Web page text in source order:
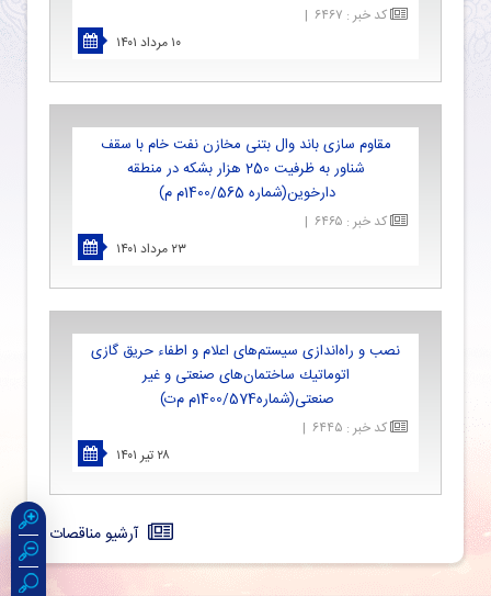
کد خبر : ۶۴۶۷ |
۱۰ مرداد ۱۴۰۱
مقاوم سازی باند وال بتنی مخازن نفت خام با سقف
شناور به ظرفیت 250 هزار بشكه در منطقه
دارخوین(شماره 1400/565م م)
کد خبر : ۶۴۶۵ |
۲۳ مرداد ۱۴۰۱
نصب و راه‌اندازی سیستم‌های اعلام و اطفاء حریق گازی
اتوماتیك ساختمان‌های صنعتی و غیر
صنعتی(شماره1400/574م م‌ت)
کد خبر : ۶۴۴۵ |
۲۸ تیر ۱۴۰۱
آرشیو مناقصات